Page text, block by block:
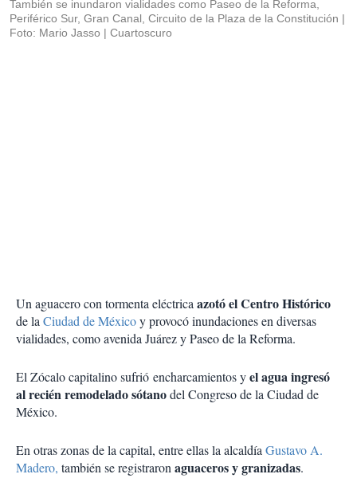
También se inundaron vialidades como Paseo de la Reforma,
Periférico Sur, Gran Canal, Circuito de la Plaza de la Constitución
Foto: Mario Jasso | Cuartoscuro
Un aguacero con tormenta eléctricaazotó el Centro Histórico
de laCiudad de Méxicoy provocó inundaciones en diversas
vialidades, como avenida Juárez y Paseo de la Reforma.
El Zócalo capitalino sufrió encharcamientos yel agua ingresó
al recién remodelado sótanodel Congreso de la Ciudad de
México.
En otras zonas de la capital, entre ellas la alcaldíaGustavo A.
Madero, también se registraronaguaceros y granizadas.